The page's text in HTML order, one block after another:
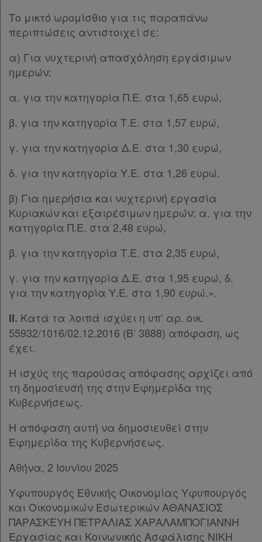
Το μικτό ωρομίσθιο για τις παραπάνω
περιπτώσεις αντιστοιχεί σε:
α) Για νυχτερινή απασχόληση εργάσιμων
ημερών:
α. για την κατηγορία Π.Ε. στα 1,65 ευρώ,
β. για την κατηγορία Τ.Ε. στα 1,57 ευρώ,
γ. για την κατηγορία Δ.Ε. στα 1,30 ευρώ,
δ. για την κατηγορία Υ.Ε. στα 1,26 ευρώ.
β) Για ημερήσια και νυχτερινή εργασία
Κυριακών και εξαιρέσιμων ημερών: α. για την
κατηγορία Π.Ε. στα 2,48 ευρώ,
β. για την κατηγορία Τ.Ε. στα 2,35 ευρώ,
γ. για την κατηγορία Δ.Ε. στα 1,95 ευρώ, δ.
για την κατηγορία Υ.Ε. στα 1,90 ευρώ.».
ΙΙ. Κατά τα λοιπά ισχύει η υπ’ αρ. οικ.
55932/1016/02.12.2016 (Β’ 3888) απόφαση, ως
έχει.
Η ισχύς της παρούσας απόφασης αρχίζει από
τη δημοσίευσή της στην Εφημερίδα της
Κυβερνήσεως.
Η απόφαση αυτή να δημοσιευθεί στην
Εφημερίδα της Κυβερνήσεως.
Αθήνα, 2 Ιουνίου 2025
Υφυπουργός Εθνικής Οικονομίας Υφυπουργός
και Οικονομικών Εσωτερικών ΑΘΑΝΑΣΙΟΣ
ΠΑΡΑΣΚΕΥΗ ΠΕΤΡΑΛΙΑΣ ΧΑΡΑΛΑΜΠΟΓΙΑΝΝΗ
Εργασίας και Κοινωνικής Ασφάλισης ΝΙΚΗ